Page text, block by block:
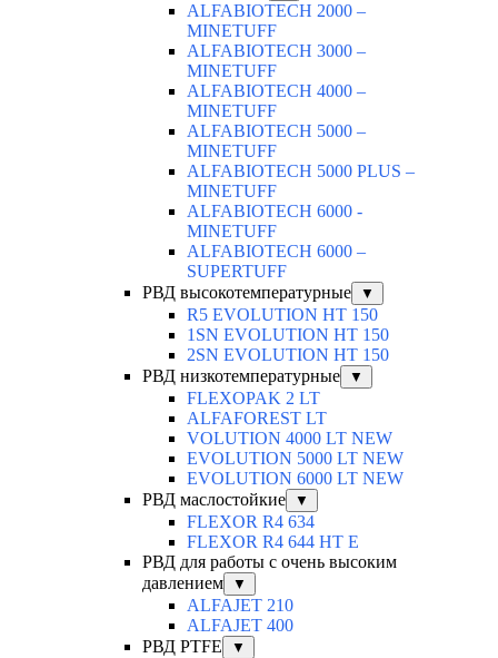
ALFABIOTECH 2000 –
MINETUFF
ALFABIOTECH 3000 –
MINETUFF
ALFABIOTECH 4000 –
MINETUFF
ALFABIOTECH 5000 –
MINETUFF
ALFABIOTECH 5000 PLUS –
MINETUFF
ALFABIOTECH 6000 -
MINETUFF
ALFABIOTECH 6000 –
SUPERTUFF
РВД высокотемпературные
▼
R5 EVOLUTION HT 150
1SN EVOLUTION HT 150
2SN EVOLUTION HT 150
РВД низкотемпературные
▼
FLEXOPAK 2 LT
ALFAFOREST LT
VOLUTION 4000 LT NEW
EVOLUTION 5000 LT NEW
EVOLUTION 6000 LT NEW
РВД маслостойкие
▼
FLEXOR R4 634
FLEXOR R4 644 HT E
РВД для работы с очень высоким
давлением
▼
ALFAJET 210
ALFAJET 400
РВД PTFE
▼